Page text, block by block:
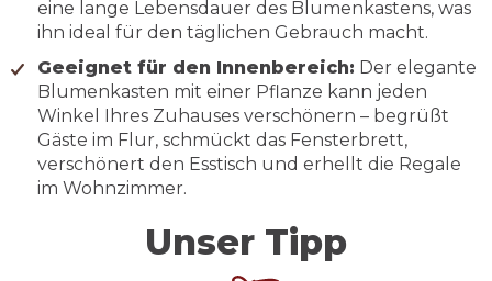
eine lange Lebensdauer des Blumenkastens, was
ihn ideal für den täglichen Gebrauch macht.
Geeignet für den Innenbereich: Der elegante
Blumenkasten mit einer Pflanze kann jeden
Winkel Ihres Zuhauses verschönern – begrüßt
Gäste im Flur, schmückt das Fensterbrett,
verschönert den Esstisch und erhellt die Regale
im Wohnzimmer.
Unser Tipp